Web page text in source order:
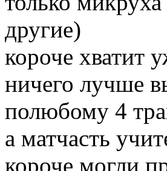
другие)
короче хватит
ничего лучше
полюбому 4
а матчасть
короче могли